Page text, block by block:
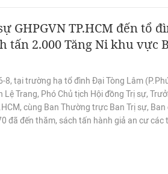
GHPGVN TP.HCM đến tổ
tấn 2.000 Tăng Ni khu vực
8, tại trường hạ tổ đình Đại Tòng Lâm
Lệ Trang, Phó Chủ tịch Hội đồng Trị sự,
cùng Ban Thường trực Ban Trị sự,
đã đến thăm, sách tấn hành giả an cư các